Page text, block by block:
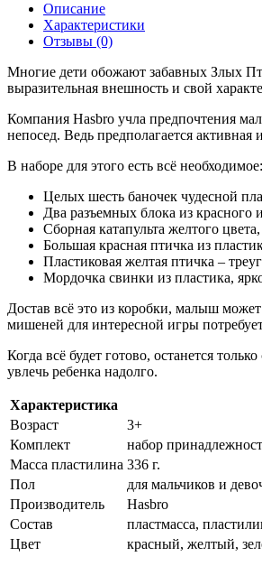
Описание
Характеристики
Отзывы (0)
Многие дети обожают забавных Злых
выразительная внешность и свой
Компания Hasbro учла предпочтения
непосед. Ведь предполагается
В наборе для этого есть всё необходимое:
Целых шесть баночек чудесной
Два разъемных блока из красного
Сборная катапульта желтого
Большая красная птичка из
Пластиковая желтая птичка –
Мордочка свинки из пластика,
Достав всё это из коробки, малыш
мишеней для интересной игры
Когда всё будет готово, останется
увлечь ребенка надолго.
Характеристика
Возраст
3+
Комплект
набор
Масса пластилина 336 г.
Пол
для мальчиков и
Производитель
Hasbro
Состав
пластмасса,
Цвет
красный, желтый,